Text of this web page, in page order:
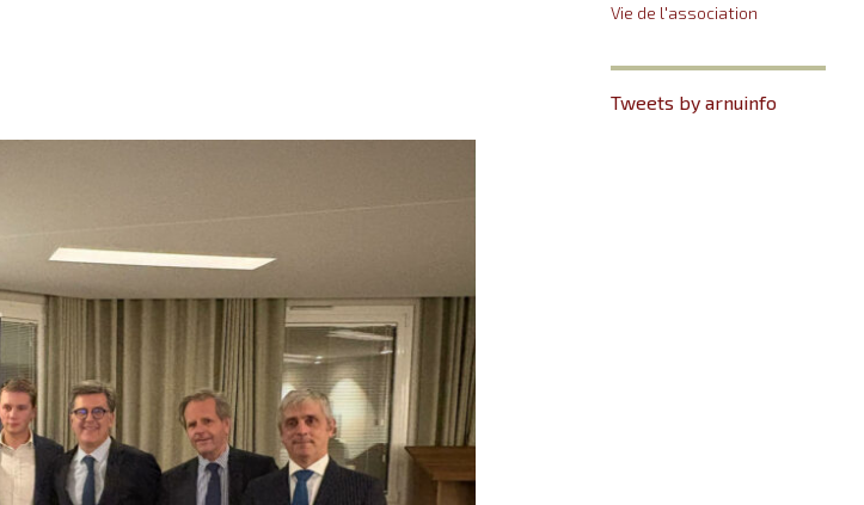
Vie de l'association
Tweets by arnuinfo